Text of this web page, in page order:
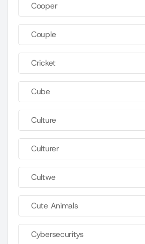
Cooper
Couple
Cricket
Cube
Culture
Culturer
Cultwe
Cute Animals
Cybersecuritys